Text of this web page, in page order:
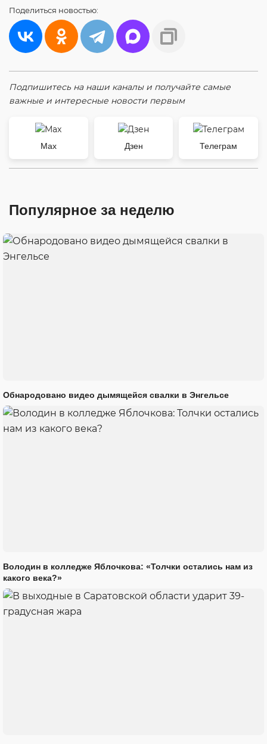
Поделиться новостью:
Подпишитесь на наши каналы и получайте самые
важные и интересные новости первым
Max Дзен Телеграм
Популярное за неделю
Обнародовано видео дымящейся свалки в Энгельсе
Володин в колледже Яблочкова: «Толчки остались нам из
какого века?»